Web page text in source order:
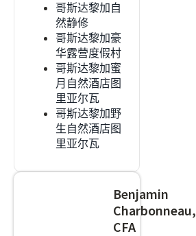
哥斯达黎加自
然静修
哥斯达黎加豪
华露营度假村
哥斯达黎加蜜
月自然酒店图
里亚尔瓦
哥斯达黎加野
生自然酒店图
里亚尔瓦
Benjamin
Charbonneau,
CFA